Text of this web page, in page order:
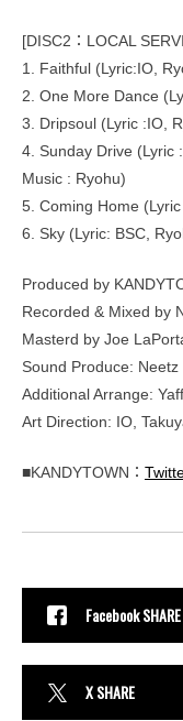
[DISC2：LOCAL
1. Faithful (Lyric:IO,
2. One More Dance
3. Dripsoul (Lyric :IO,
4. Sunday Drive (Lyric
Music : Ryohu)
5. Coming Home
6. Sky (Lyric: BSC,
Produced by
Recorded & Mixed by
Masterd by Joe
Sound Produce:
Additional Arrange:
Art Direction: IO,
■KANDYTOWN：
Facebook SHARE
X SHARE